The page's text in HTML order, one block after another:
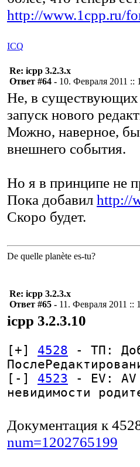
http://www.1cpp.ru/
ICQ
Re: icpp 3.2.3.x
Ответ #64 - 10. Февраля 2011 ::
Не, в существующих
запуск нового
Можно, наверное,
внешнего события.
Но я в принципе не
Пока добавил http://
Скоро будет.
De quelle planète es-tu?
Re: icpp 3.2.3.x
Ответ #65 - 11. Февраля 2011 ::
icpp 3.2.3.10
[+] 4528 - ТП:
[-] 4523 - EV: AV
невидимости
Документация к
num=1202765199